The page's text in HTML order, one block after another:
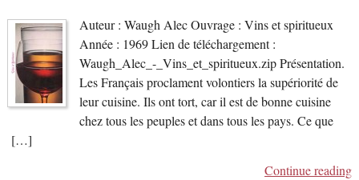
Auteur : Waugh Alec Ouvrage : Vins et spiritueux
Année : 1969 Lien de téléchargement :
Waugh_Alec_-_Vins_et_spiritueux.zip Présentation.
Les Français proclament volontiers la supériorité de
leur cuisine. Ils ont tort, car il est de bonne cuisine
chez tous les peuples et dans tous les pays. Ce que
[…]
Continue reading